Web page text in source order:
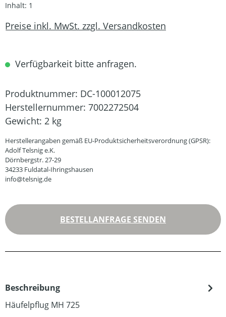
Inhalt: 1
Preise inkl. MwSt. zzgl. Versandkosten
Verfügbarkeit bitte anfragen.
Produktnummer: DC-100012075
Herstellernummer: 7002272504
Gewicht: 2 kg
Herstellerangaben gemäß EU-Produktsicherheitsverordnung (GPSR):
Adolf Telsnig e.K.
Dörnbergstr. 27-29
34233 Fuldatal-Ihringshausen
info@telsnig.de
BESTELLANFRAGE SENDEN
Beschreibung
Häufelpflug MH 725